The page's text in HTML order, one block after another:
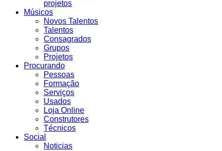
projetos
Músicos
Novos Talentos
Talentos
Consagrados
Grupos
Projetos
Procurando
Pessoas
Formação
Serviços
Usados
Loja Online
Construtores
Técnicos
Social
Noticias